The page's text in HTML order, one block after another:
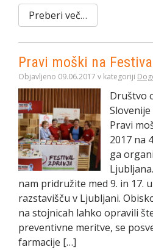
Preberi več…
Pravi moški na
Objavljeno 09.06.2017 v kategoriji
Društvo
Pravi
2017 na
ga
nam pridružite med 9. in 17.
razstavišču v Ljubljani.
na stojnicah lahko opravili
preventivne meritve, se
farmacije […]